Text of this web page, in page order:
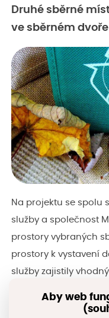
Druhé sběrné
ve sběrném dvoře
Na projektu se spolu
služby a společnost
prostory vybraných
prostory k vystavení
služby zajistily
domků. Městské lesy
Aby web